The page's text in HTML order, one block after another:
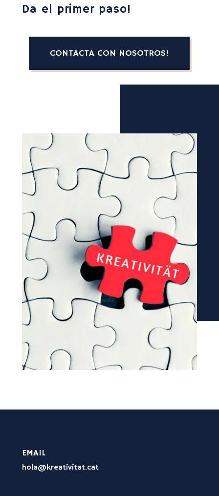
Da el primer paso!
CONTACTA CON NOSOTROS!
EMAIL
hola@kreativitat.cat